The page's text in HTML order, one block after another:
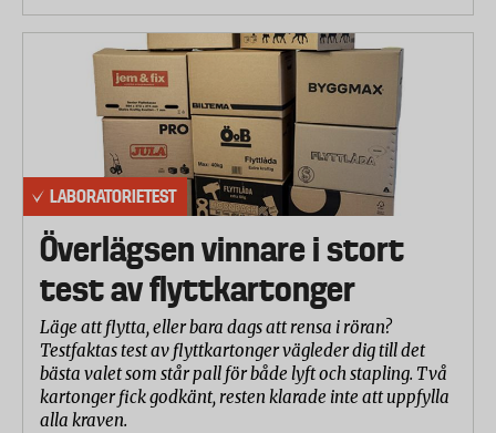
LABORATORIETEST
Överlägsen vinnare i stort
test av flyttkartonger
Läge att flytta, eller bara dags att rensa i röran?
Testfaktas test av flyttkartonger vägleder dig till det
bästa valet som står pall för både lyft och stapling. Två
kartonger fick godkänt, resten klarade inte att uppfylla
alla kraven.